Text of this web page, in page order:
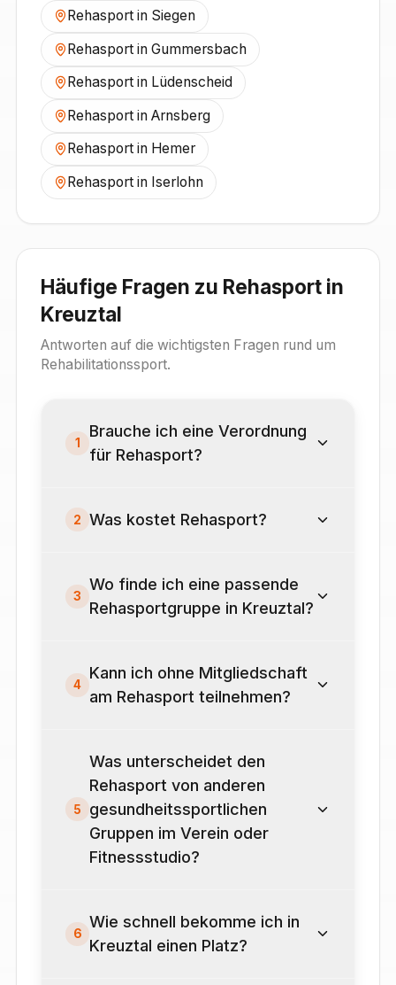
Rehasport in Siegen
Rehasport inGummersbach
Rehasport in Lüdenscheid
Rehasport inArnsberg
Rehasport in Hemer
Rehasport in Iserlohn
Häufige Fragen zu Rehasport in
Kreuztal
Antworten auf die wichtigsten Fragen rund um
Rehabilitationssport.
1
Brauche ich eine Verordnung
für Rehasport?
2 Was kostet Rehasport?
3
Wo finde ich eine passende
Rehasportgruppe in Kreuztal?
4
Kann ich ohne Mitgliedschaft
am Rehasport teilnehmen?
5
Was unterscheidet den
Rehasport von anderen
gesundheitssportlichen
Gruppen im Verein oder
Fitnessstudio?
6
Wie schnell bekomme ich in
Kreuztal einen Platz?